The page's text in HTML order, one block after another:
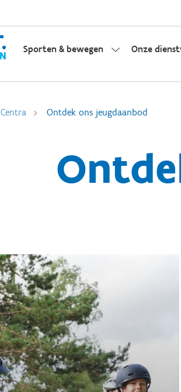
Sporten & bewegen Onze
Centra Ontdek ons jeugdaanbod